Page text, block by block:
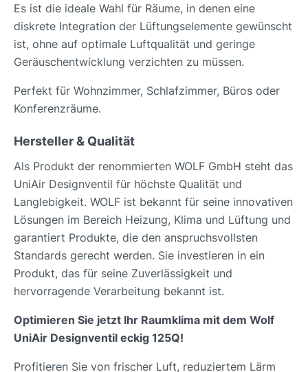
Es ist die ideale Wahl für Räume, in denen eine
diskrete Integration der Lüftungselemente gewünscht
ist, ohne auf optimale Luftqualität und geringe
Geräuschentwicklung verzichten zu müssen.
Perfekt für Wohnzimmer, Schlafzimmer, Büros oder
Konferenzräume.
Hersteller & Qualität
Als Produkt der renommierten WOLF GmbH steht das
UniAir Designventil für höchste Qualität und
Langlebigkeit. WOLF ist bekannt für seine innovativen
Lösungen im Bereich Heizung, Klima und Lüftung und
garantiert Produkte, die den anspruchsvollsten
Standards gerecht werden. Sie investieren in ein
Produkt, das für seine Zuverlässigkeit und
hervorragende Verarbeitung bekannt ist.
Optimieren Sie jetzt Ihr Raumklima mit dem Wolf
UniAir Designventil eckig 125Q!
Profitieren Sie von frischer Luft, reduziertem Lärm